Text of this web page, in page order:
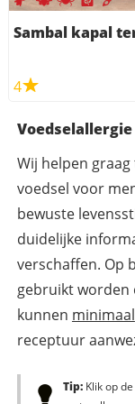
Sambal kapal
4
Wij helpen
voedsel voor
bewuste
duidelijke
verschaffen. Op
gebruikt worden
kunnen minimaal
receptuur
Tip:Klik op